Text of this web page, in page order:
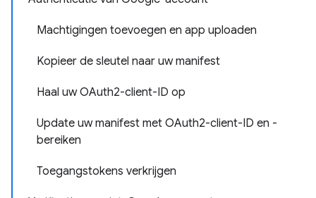
Machtigingen toevoegen en app uploaden
Kopieer de sleutel naar uw manifest
Haal uw OAuth2-client-ID op
Update uw manifest met OAuth2-client-ID en -
bereiken
Toegangstokens verkrijgen